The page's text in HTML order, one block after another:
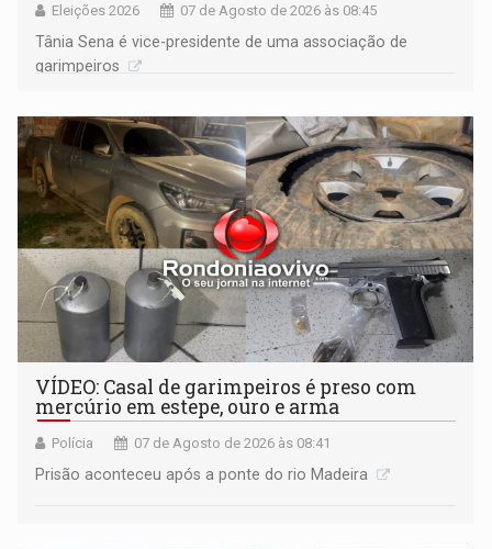
Eleições 2026 07 de Agosto de 2026 às 08:45
Tânia Sena é vice-presidente de uma associação de
garimpeiros
VÍDEO: Casal de garimpeiros é preso com
mercúrio em estepe, ouro e arma
Polícia 07 de Agosto de 2026 às 08:41
Prisão aconteceu após a ponte do rio Madeira